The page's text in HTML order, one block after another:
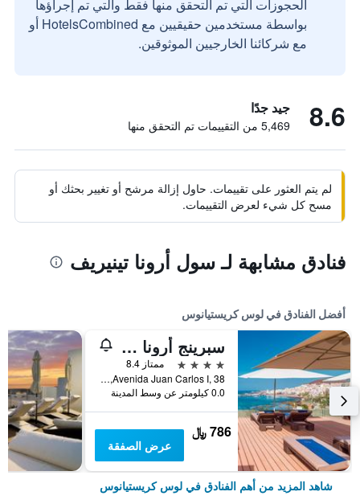
الحجوزات التي تم التحقق منها فقط والتي تم إجراؤها
بواسطة مستخدمين حقيقيين مع HotelsCombined أو
مع شركائنا الخارجيين الموثوقين.
8.6 جيد جدًا
5,469 من التقييمات تم التحقق منها
لم يتم العثور على تقييمات. حاول إزالة مرشح أو تغيير بحثك أو
مسح كل شيء لعرض التقييمات.
فنادق مشابهة لـ سول أرونا تينيريف
أفضل الفنادق في لوس كريستيانوس
سبرينج أرونا جران هوتل آند سبا - للبالغين فقط
4 نجوم
ممتاز 8.4
Avenida Juan Carlos I, 38, لوس كريستيانوس, تنريف, أسبانيا
0.0 كيلومتر عن وسط المدينة
786 ﷼
عرض الصفقة
شاهد المزيد من أهم الفنادق في لوس كريستيانوس